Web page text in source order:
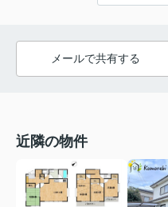
メールで共有する
近隣の物件